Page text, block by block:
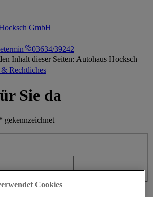
GmbH
03634/39242
Inhalt dieser Seiten: Autohaus Hocksch
Rechtliches
Sie da
gekennzeichnet
Cookies